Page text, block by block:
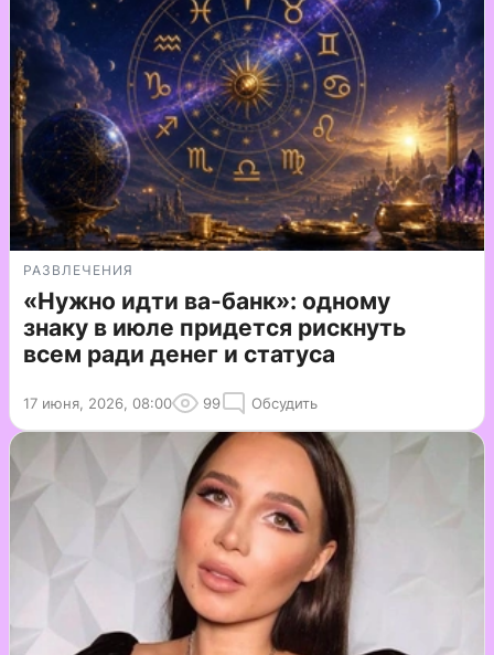
РАЗВЛЕЧЕНИЯ
«Нужно идти ва-банк»: одному
знаку в июле придется рискнуть
всем ради денег и статуса
17 июня, 2026, 08:00 99 Обсудить